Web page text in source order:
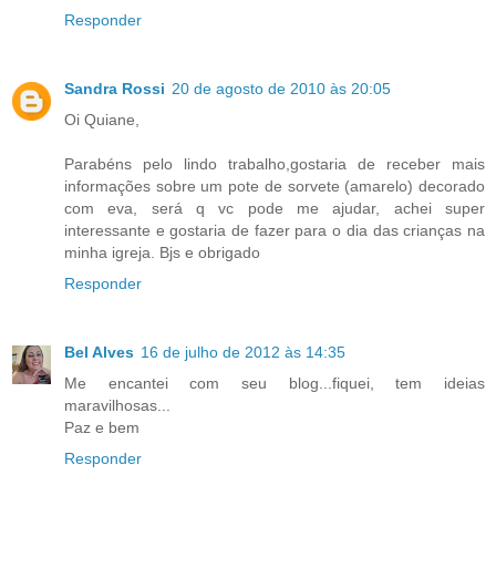
Responder
Sandra Rossi 20 de agosto de 2010 às 20:05
Oi Quiane,
Parabéns pelo lindo trabalho,gostaria de receber mais
informações sobre um pote de sorvete (amarelo) decorado
com eva, será q vc pode me ajudar, achei super
interessante e gostaria de fazer para o dia das crianças na
minha igreja. Bjs e obrigado
Responder
Bel Alves 16 de julho de 2012 às 14:35
Me encantei com seu blog...fiquei, tem ideias
maravilhosas...
Paz e bem
Responder